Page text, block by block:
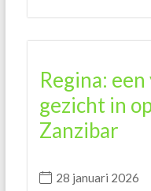
Regina:
gezicht in
Zanzibar
28 januari 2026